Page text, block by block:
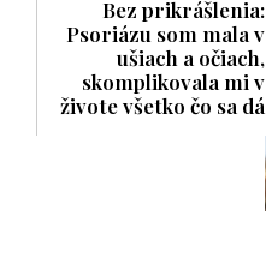
Bez prikrášlenia:
Psoriázu som mala v
ušiach a očiach,
skomplikovala mi v
živote všetko čo sa dá